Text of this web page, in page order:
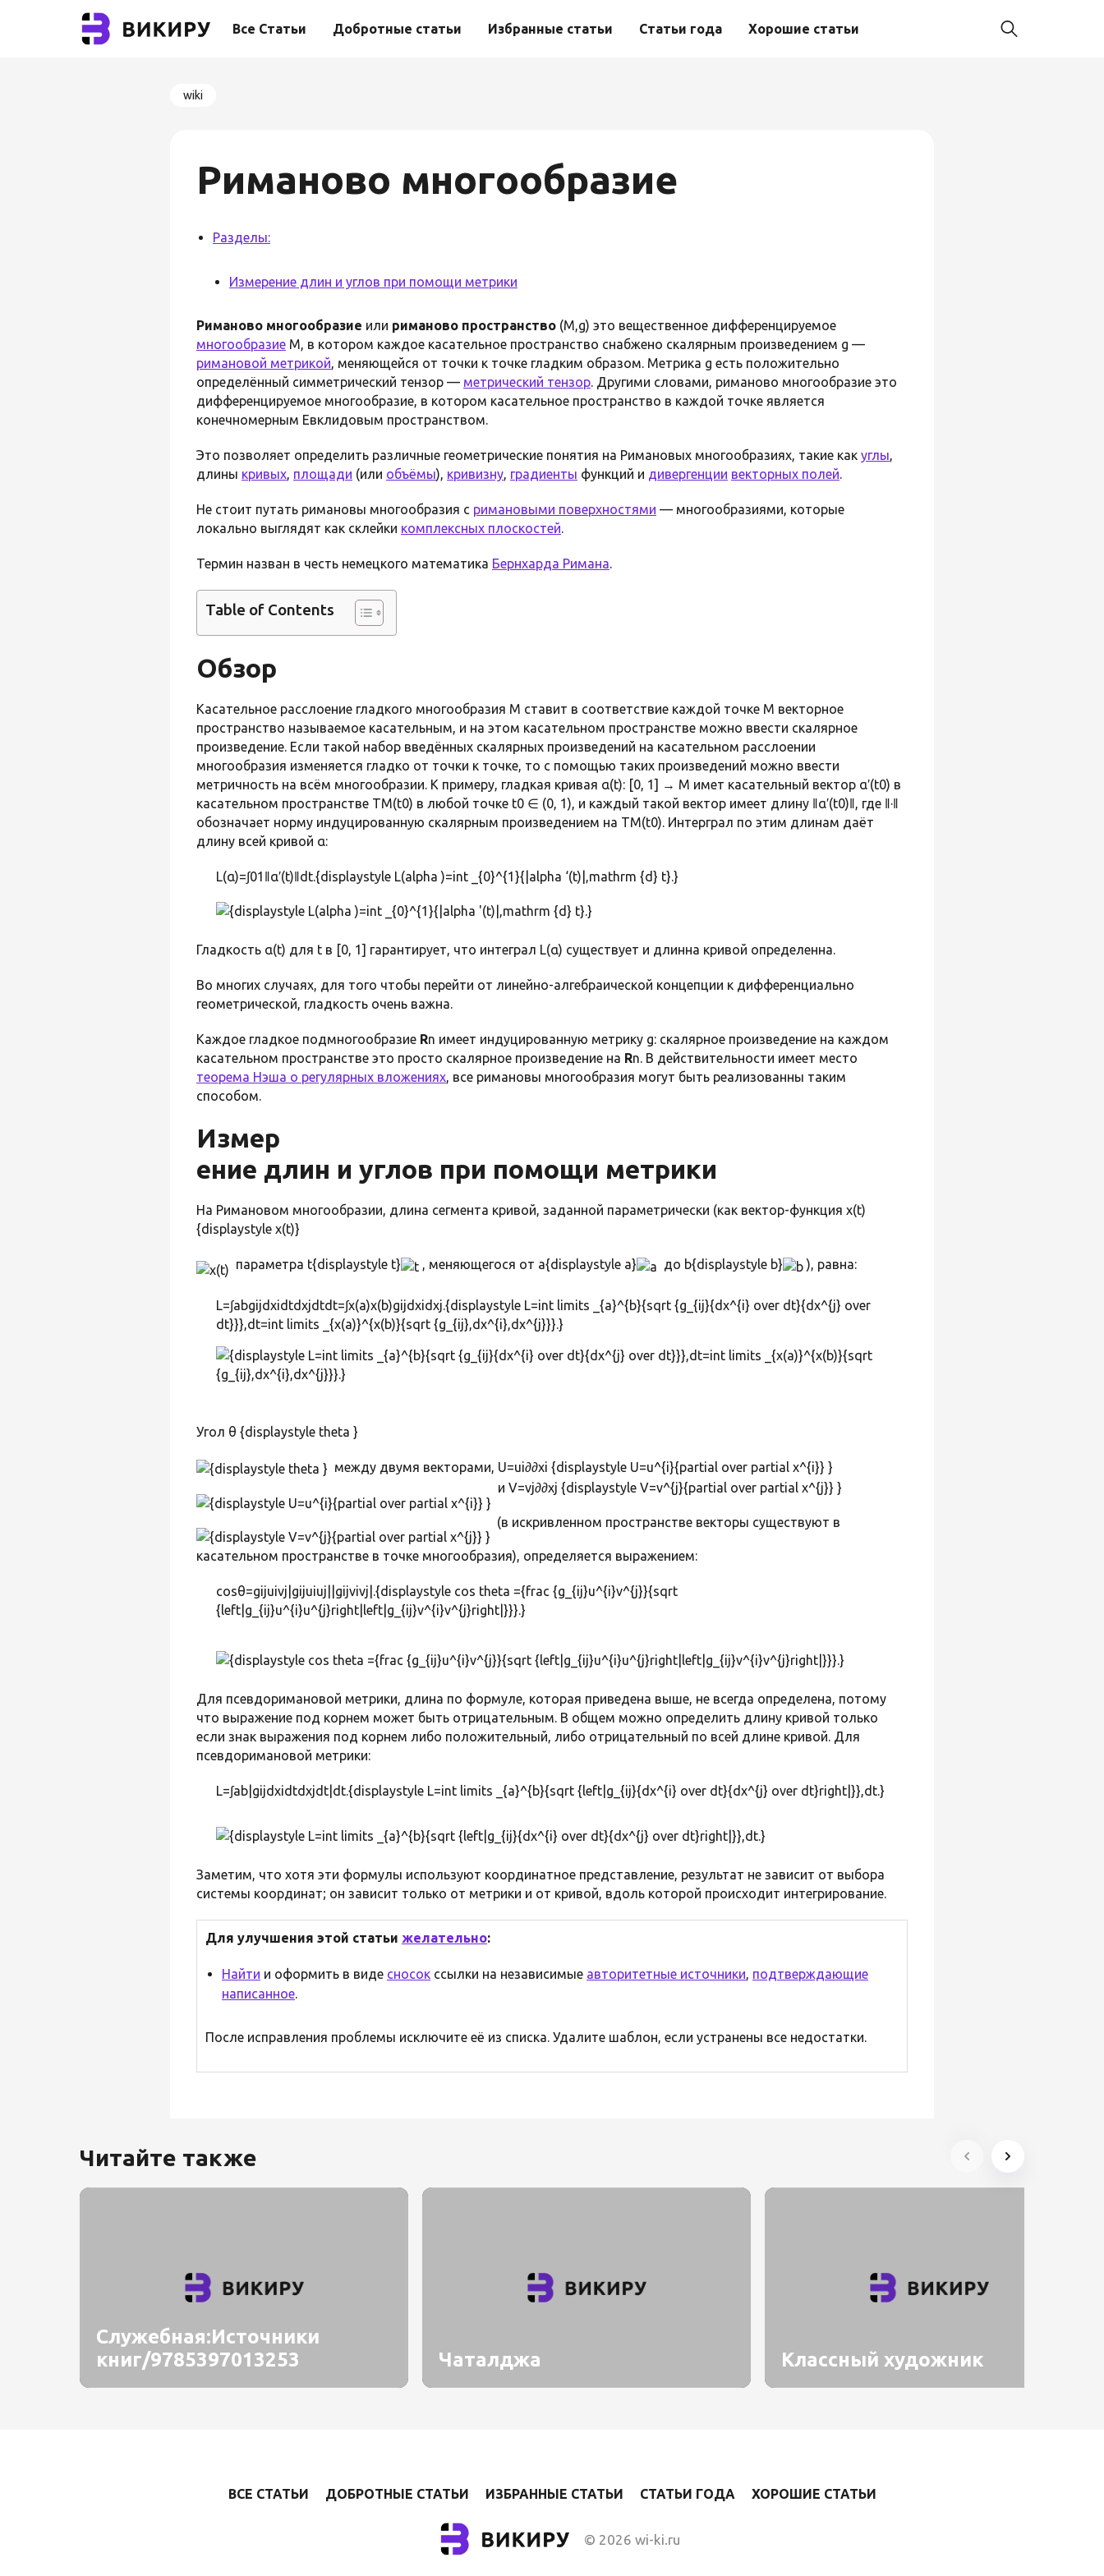
Все Статьи Добротные статьи Избранные статьи Статьи года Хорошие статьи
wiki
Риманово многообразие
Разделы:
Измерение длин и углов при помощи метрики
Риманово многообразие или риманово пространство (M,g) это вещественное дифференцируемое
многообразие M, в котором каждое касательное пространство снабжено скалярным произведением g —
римановой метрикой, меняющейся от точки к точке гладким образом. Метрика g есть положительно
определённый симметрический тензор — метрический тензор. Другими словами, риманово многообразие это
дифференцируемое многообразие, в котором касательное пространство в каждой точке является
конечномерным Евклидовым пространством.
Это позволяет определить различные геометрические понятия на Римановых многообразиях, такие как углы,
длины кривых, площади (или объёмы), кривизну, градиенты функций и дивергенции векторных полей.
Не стоит путать римановы многообразия с римановыми поверхностями — многообразиями, которые
локально выглядят как склейки комплексных плоскостей.
Термин назван в честь немецкого математика Бернхарда Римана.
Table of Contents
Обзор
Касательное расслоение гладкого многообразия M ставит в соответствие каждой точке M векторное
пространство называемое касательным, и на этом касательном пространстве можно ввести скалярное
произведение. Если такой набор введённых скалярных произведений на касательном расслоении
многообразия изменяется гладко от точки к точке, то с помощью таких произведений можно ввести
метричность на всём многообразии. К примеру, гладкая кривая α(t): [0, 1] → M имет касательный вектор α′(t0) в
касательном пространстве TM(t0) в любой точке t0 ∈ (0, 1), и каждый такой вектор имеет длину ‖α′(t0)‖, где ‖·‖
обозначает норму индуцированную скалярным произведением на TM(t0). Интерграл по этим длинам даёт
длину всей кривой α:
L(α)=∫01‖α′(t)‖dt.{displaystyle L(alpha )=int _{0}^{1}{|alpha ‘(t)|,mathrm {d} t}.}
Гладкость α(t) для t в [0, 1] гарантирует, что интеграл L(α) существует и длинна кривой определенна.
Во многих случаях, для того чтобы перейти от линейно-алгебраической концепции к дифференциально
геометрической, гладкость очень важна.
Каждое гладкое подмногообразие Rn имеет индуцированную метрику g: скалярное произведение на каждом
касательном пространстве это просто скалярное произведение на Rn. В действительности имеет место
теорема Нэша о регулярных вложениях, все римановы многообразия могут быть реализованны таким
способом.
Измер
ение длин и углов при помощи метрики
На Римановом многообразии, длина сегмента кривой, заданной параметрически (как вектор-функция x(t)
{displaystyle x(t)}
параметра t{displaystyle t} , меняющегося от a{displaystyle a} до b{displaystyle b} ), равна:
L=∫abgijdxidtdxjdtdt=∫x(a)x(b)gijdxidxj.{displaystyle L=int limits _{a}^{b}{sqrt {g_{ij}{dx^{i} over dt}{dx^{j} over
dt}}},dt=int limits _{x(a)}^{x(b)}{sqrt {g_{ij},dx^{i},dx^{j}}}.}
Угол θ {displaystyle theta }
между двумя векторами, U=ui∂∂xi {displaystyle U=u^{i}{partial over partial x^{i}} }
и V=vj∂∂xj {displaystyle V=v^{j}{partial over partial x^{j}} }
(в искривленном пространстве векторы существуют в
касательном пространстве в точке многообразия), определяется выражением:
cos⁡θ=gijuivj|gijuiuj||gijvivj|.{displaystyle cos theta ={frac {g_{ij}u^{i}v^{j}}{sqrt
{left|g_{ij}u^{i}u^{j}right|left|g_{ij}v^{i}v^{j}right|}}}.}
Для псевдоримановой метрики, длина по формуле, которая приведена выше, не всегда определена, потому
что выражение под корнем может быть отрицательным. В общем можно определить длину кривой только
если знак выражения под корнем либо положительный, либо отрицательный по всей длине кривой. Для
псевдоримановой метрики:
L=∫ab|gijdxidtdxjdt|dt.{displaystyle L=int limits _{a}^{b}{sqrt {left|g_{ij}{dx^{i} over dt}{dx^{j} over dt}right|}},dt.}
Заметим, что хотя эти формулы используют координатное представление, результат не зависит от выбора
системы координат; он зависит только от метрики и от кривой, вдоль которой происходит интегрирование.
Для улучшения этой статьи желательно:
Найти и оформить в виде сносок ссылки на независимые авторитетные источники, подтверждающие
написанное.
После исправления проблемы исключите её из списка. Удалите шаблон, если устранены все недостатки.
Читайте также
Служебная:Источники
книг/9785397013253
Чаталджа Классный художник
ВСЕ СТАТЬИ ДОБРОТНЫЕ СТАТЬИ ИЗБРАННЫЕ СТАТЬИ СТАТЬИ ГОДА ХОРОШИЕ СТАТЬИ
© 2026 wi-ki.ru